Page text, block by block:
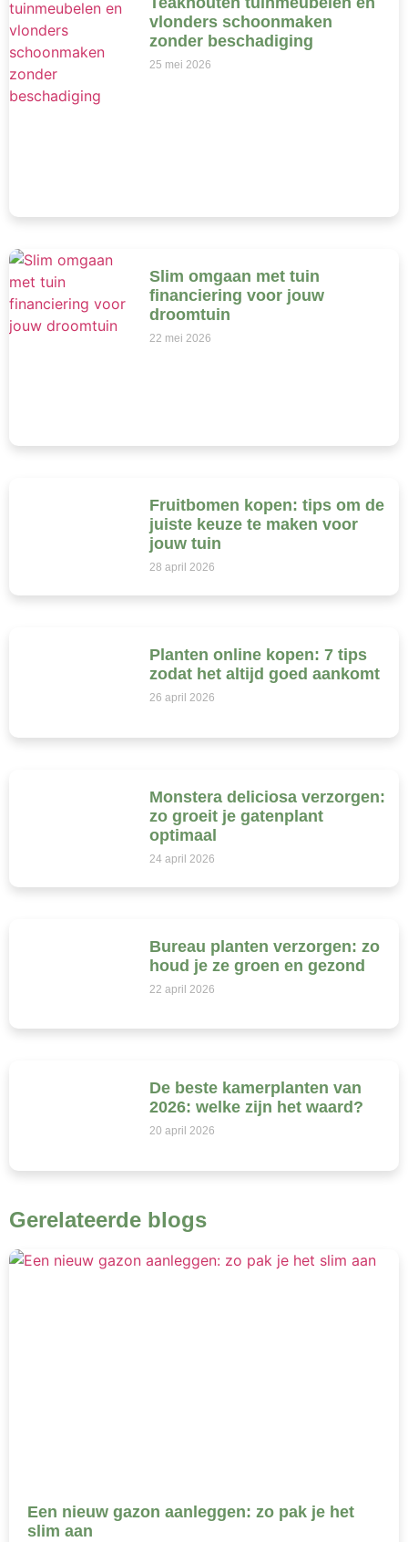
vlonders schoonmaken
zonder beschadiging
25 mei 2026
Slim omgaan met tuin
financiering voor jouw
droomtuin
22 mei 2026
Fruitbomen kopen: tips om de
juiste keuze te maken voor
jouw tuin
28 april 2026
Planten online kopen: 7 tips
zodat het altijd goed aankomt
26 april 2026
Monstera deliciosa verzorgen:
zo groeit je gatenplant
optimaal
24 april 2026
Bureau planten verzorgen: zo
houd je ze groen en gezond
22 april 2026
De beste kamerplanten van
2026: welke zijn het waard?
20 april 2026
Gerelateerde blogs
Een nieuw gazon aanleggen: zo pak je het
slim aan